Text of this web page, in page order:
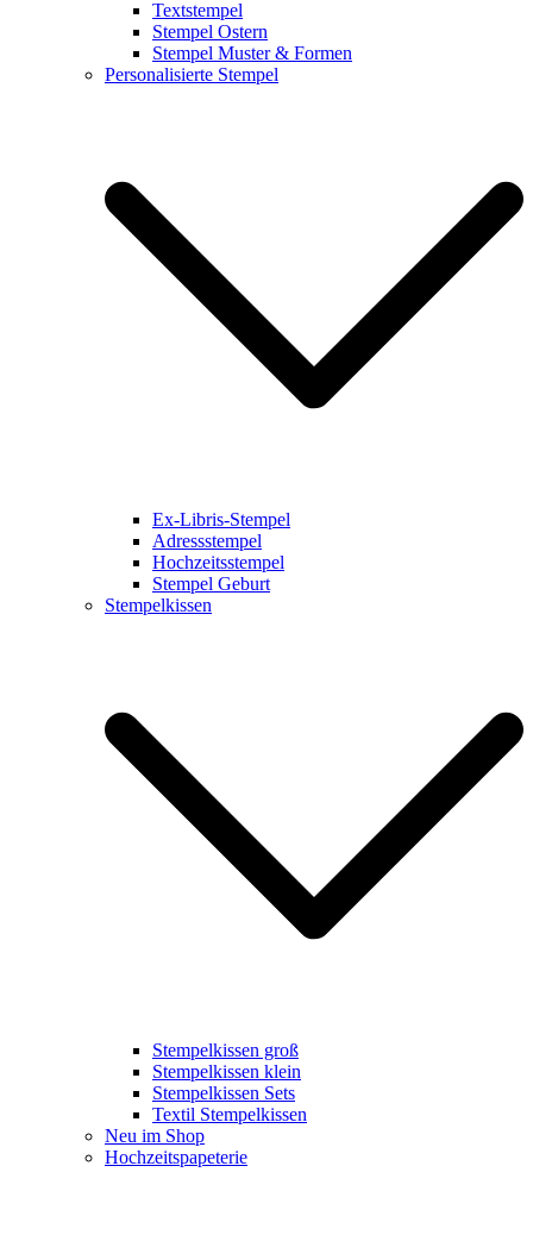
Textstempel
Stempel Ostern
Stempel Muster & Formen
Personalisierte Stempel
Ex-Libris-Stempel
Adressstempel
Hochzeitsstempel
Stempel Geburt
Stempelkissen
Stempelkissen groß
Stempelkissen klein
Stempelkissen Sets
Textil Stempelkissen
Neu im Shop
Hochzeitspapeterie